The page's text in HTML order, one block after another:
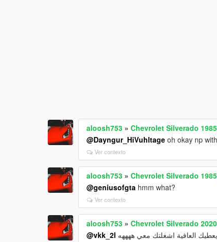
aloosh753 »Chevrolet Silverado
@Dayngur_HiVuhltage oh okay np
Ver contexto
aloosh753 »Chevrolet Silverado
@geniusofgta hmm what?
Ver contexto
aloosh753 »Chevrolet Silverado
@vkk_2l يعطيك العافية اشغلتك معي ههههه